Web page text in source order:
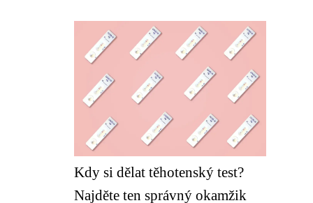
Kdy si dělat těhotenský test?
Najděte ten správný okamžik